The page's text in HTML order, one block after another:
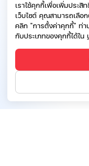
เราใช้คุกกี้เพื่อเพิ่มประสิ
เว็บไซต์ คุณสามารถเลือ
คลิก "การตั้งค่าคุกกี้" ท่า
กับประเภทของคุกกี้ได้ใน